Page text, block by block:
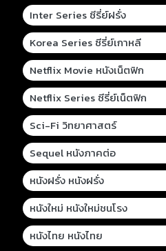
Inter Series ซีรี่ย์ฝรั่ง
Korea Series ซีรี่ย์เกาหลี
Netflix Movie หนังเน็ตฟิก
Netflix Series ซีรี่ย์เน็ตฟิก
Sci-Fi วิทยาศาสตร์
Sequel หนังภาคต่อ
หนังฝรั่ง หนังฝรั่ง
หนังใหม่ หนังใหม่ชนโรง
หนังไทย หนังไทย